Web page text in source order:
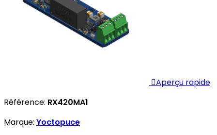
Aperçu rapide
Référence: RX420MA1
Marque: Yoctopuce